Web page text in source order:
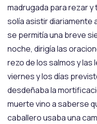
madrugada para rezar y
solía asistir diariamente
se permitía una breve
noche, dirigía las
rezo de los salmos y las
viernes y los días
desdeñaba la
muerte vino a saberse
caballero usaba una